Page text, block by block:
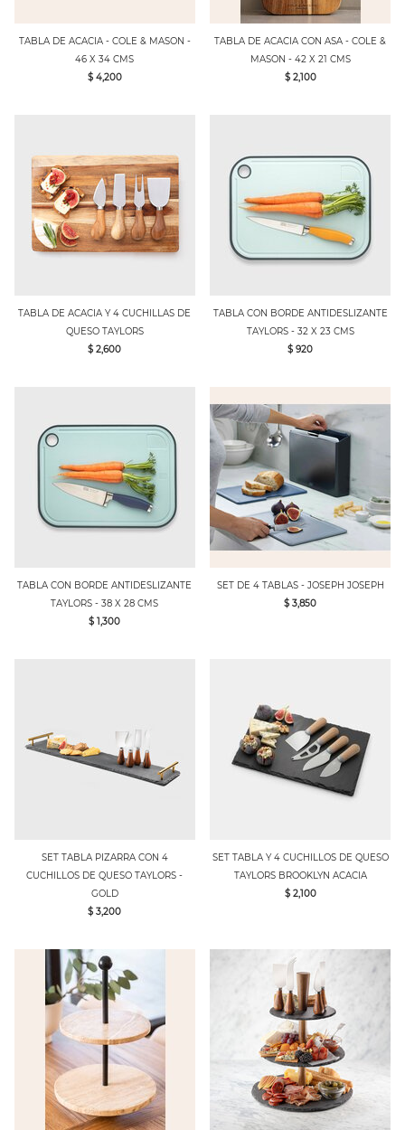
TABLA DE ACACIA - COLE & MASON -
46 X 34 CMS
$ 4,200
TABLA DE ACACIA CON ASA - COLE &
MASON - 42 X 21 CMS
$ 2,100
TABLA DE ACACIA Y 4 CUCHILLAS DE
QUESO TAYLORS
$ 2,600
TABLA CON BORDE ANTIDESLIZANTE
TAYLORS - 32 X 23 CMS
$ 920
TABLA CON BORDE ANTIDESLIZANTE
TAYLORS - 38 X 28 CMS
$ 1,300
SET DE 4 TABLAS - JOSEPH JOSEPH
$ 3,850
SET TABLA PIZARRA CON 4
CUCHILLOS DE QUESO TAYLORS -
GOLD
$ 3,200
SET TABLA Y 4 CUCHILLOS DE QUESO
TAYLORS BROOKLYN ACACIA
$ 2,100